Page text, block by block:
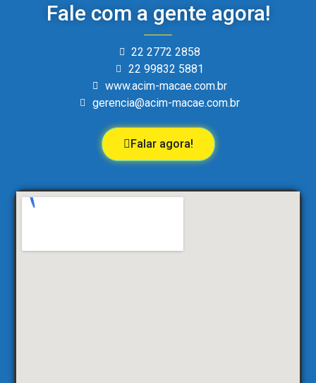
Fale com a gente agora!
22 2772 2858
22 99832 5881
www.acim-macae.com.br
gerencia@acim-macae.com.br
Falar agora!